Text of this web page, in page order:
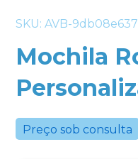
SKU: AVB-
Mochila
Preço sob consulta
+55